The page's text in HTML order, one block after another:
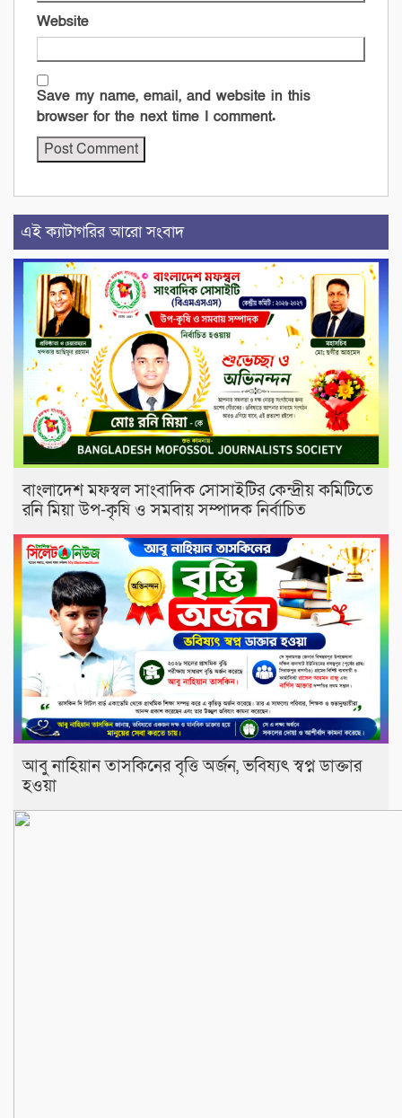
Website
Save my name, email, and website in this
browser for the next time I comment.
এই ক্যাটাগরির আরো সংবাদ
বাংলাদেশ মফস্বল সাংবাদিক সোসাইটির কেন্দ্রীয় কমিটিতে
রনি মিয়া উপ-কৃষি ও সমবায় সম্পাদক নির্বাচিত
আবু নাহিয়ান তাসকিনের বৃত্তি অর্জন, ভবিষ্যৎ স্বপ্ন ডাক্তার
হওয়া